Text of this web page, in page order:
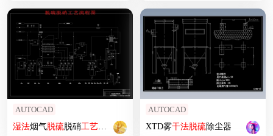
AUTOCAD
湿法烟气脱硫脱硝工艺研究与设计+CAD+说明书
AUTOCAD
XTD雾干法脱硫除尘器